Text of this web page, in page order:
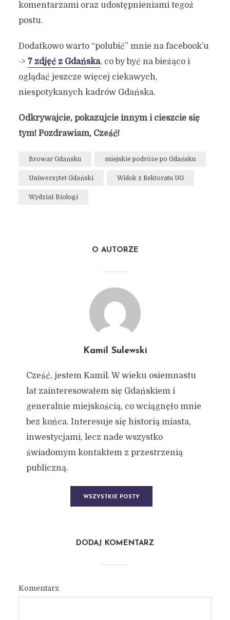
komentarzami oraz udostępnieniami tegoż
postu.
Dodatkowo warto “polubić” mnie na facebook’u
-> 7 zdjęć z Gdańska, co by być na bieżąco i
oglądać jeszcze więcej ciekawych,
niespotykanych kadrów Gdańska.
Odkrywajcie, pokazujcie innym i cieszcie się
tym! Pozdrawiam, Cześć!
Browar Gdańsku miejskie podróże po Gdańsku
Uniwersytet Gdański Widok z Rektoratu UG
Wydział Biologi
O AUTORZE
Kamil Sulewski
Cześć, jestem Kamil. W wieku osiemnastu
lat zainteresowałem się Gdańskiem i
generalnie miejskością, co wciągnęło mnie
bez końca. Interesuje się historią miasta,
inwestycjami, lecz nade wszystko
świadomym kontaktem z przestrzenią
publiczną.
WSZYSTKIE POSTY
DODAJ KOMENTARZ
Komentarz